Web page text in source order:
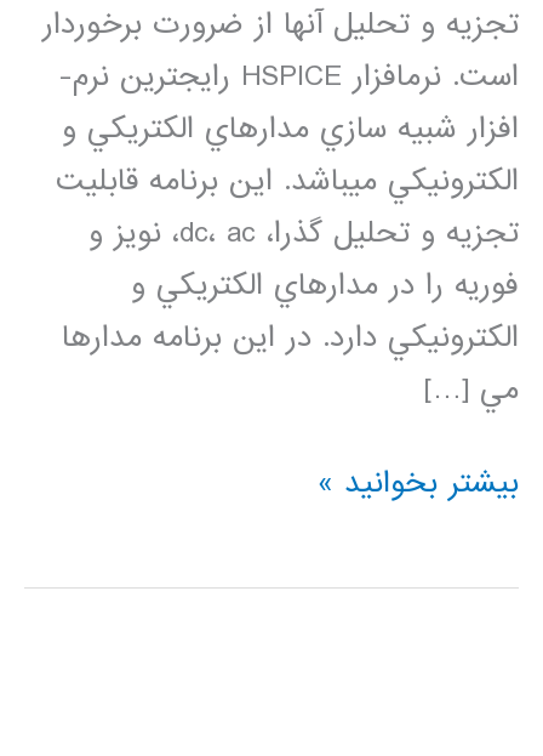
تجزيه و تحليل آن­ها از ضرورت برخوردار
است. نرم­افزار HSPICE رایج­ترین نرم­
افزار شبيه سازي مدارهاي الكتريكي و
الكترونيكي مي­باشد. اين برنامه قابليت
تجزيه و تحليل­ گذرا، dc، ac، نویز و
فوریه را در مدارهاي الكتريكي و
الكترونيكي دارد. در این برنامه مدارها
مي […]
فیلم
فارسی
بیشتر بخوانید »